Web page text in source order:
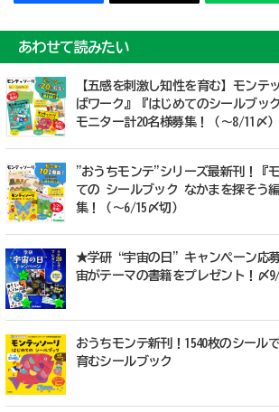
あわせて読みたい
【五感を刺激し知性を育む】モンテ
ばワーク』『はじめてのシールブッ
モニター計20名様募集！（〜8/11〆）
"おうちモンテ"シリーズ最新刊！『
ての シールブック なかまを探そう
集！（～6/15〆切）
★学研“宇宙の日”キャンぺーン応
宙がテーマの書籍をプレゼント！〆
おうちモンテ新刊！1540枚のシール
育むシールブック